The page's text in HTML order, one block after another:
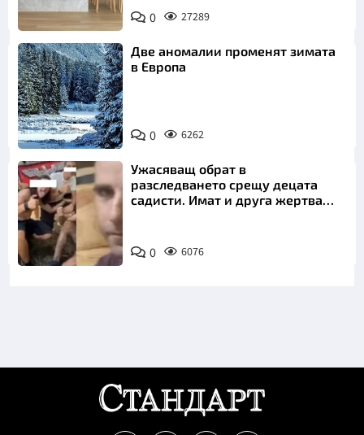
0 27289
Две аномалии променят зимата
в Европа
0 6262
Ужасяващ обрат в
разследването срещу децата
садисти. Имат и друга жертва
0 6076